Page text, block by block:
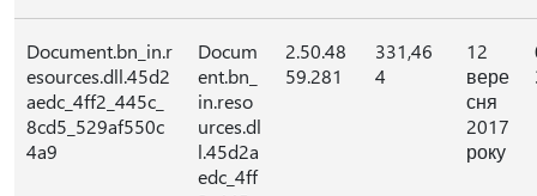
Document.bn_in.r
esources.dll.45d2
aedc_4ff2_445c_
8cd5_529af550c
4a9
Docum
ent.bn_
in.reso
urces.dl
l.45d2a
edc_4ff
2.50.48
59.281
331,46
4
12
вере
сня
2017
року